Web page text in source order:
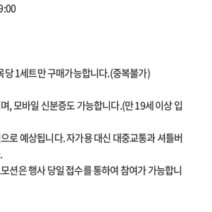
당 1세트만 구매가능합니다.(중복불가)
, 모바일 신분증도 가능합니다.(만 19세 이상 입
로 예상됩니다. 자가용 대신 대중교통과 셔틀버
션은 행사 당일 접수를 통하여 참여가 가능합니